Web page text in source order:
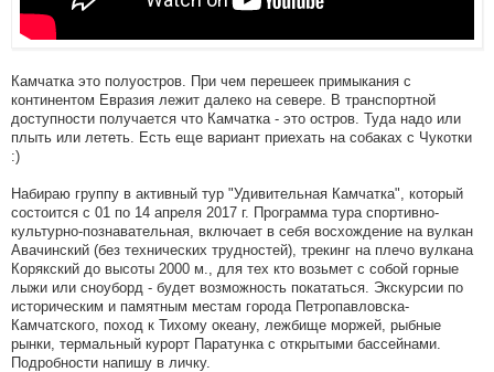
Камчатка это полуостров. При чем перешеек примыкания с
континентом Евразия лежит далеко на севере. В транспортной
доступности получается что Камчатка - это остров. Туда надо или
плыть или лететь. Есть еще вариант приехать на собаках с Чукотки
:)
Набираю группу в активный тур "Удивительная Камчатка", который
состоится с 01 по 14 апреля 2017 г. Программа тура спортивно-
культурно-познавательная, включает в себя восхождение на вулкан
Авачинский (без технических трудностей), трекинг на плечо вулкана
Корякский до высоты 2000 м., для тех кто возьмет с собой горные
лыжи или сноуборд - будет возможность покататься. Экскурсии по
историческим и памятным местам города Петропавловска-
Камчатского, поход к Тихому океану, лежбище моржей, рыбные
рынки, термальный курорт Паратунка с открытыми бассейнами.
Подробности напишу в личку.